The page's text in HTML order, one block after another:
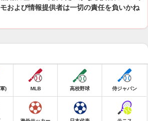
および情報提供者は一切の責任を負いかね
) MLB 高校野球 侍ジャパン